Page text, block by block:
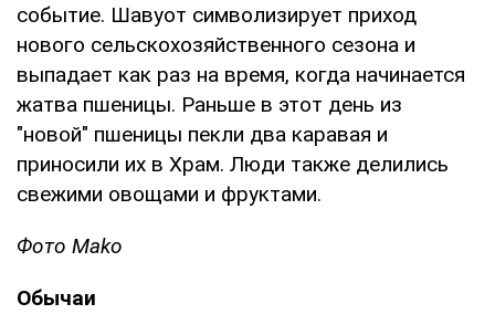
событие. Шавуот символизирует приход
нового сельскохозяйственного сезона и
выпадает как раз на время, когда начинается
жатва пшеницы. Раньше в этот день из
"новой" пшеницы пекли два каравая и
приносили их в Храм. Люди также делились
свежими овощами и фруктами.
Фото Mako
Обычаи